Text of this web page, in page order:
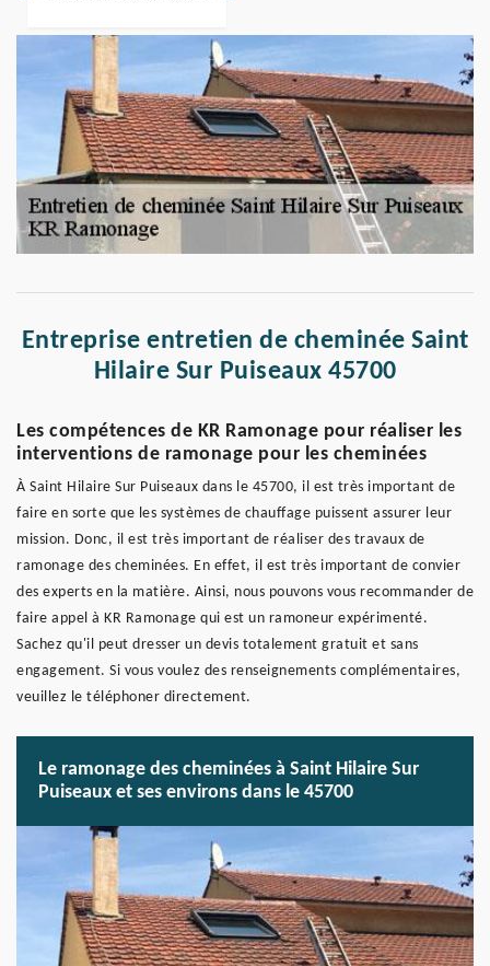
Entreprise entretien de cheminée Saint
Hilaire Sur Puiseaux 45700
Les compétences de KR Ramonage pour réaliser les
interventions de ramonage pour les cheminées
À Saint Hilaire Sur Puiseaux dans le 45700, il est très important de
faire en sorte que les systèmes de chauffage puissent assurer leur
mission. Donc, il est très important de réaliser des travaux de
ramonage des cheminées. En effet, il est très important de convier
des experts en la matière. Ainsi, nous pouvons vous recommander de
faire appel à KR Ramonage qui est un ramoneur expérimenté.
Sachez qu'il peut dresser un devis totalement gratuit et sans
engagement. Si vous voulez des renseignements complémentaires,
veuillez le téléphoner directement.
Le ramonage des cheminées à Saint Hilaire Sur
Puiseaux et ses environs dans le 45700